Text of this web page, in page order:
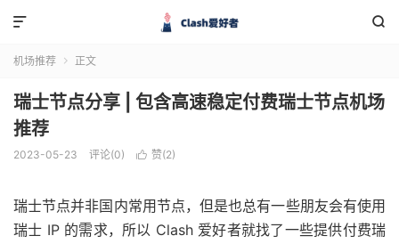


机场推荐  正文
瑞士节点分享 | 包含高速稳定付费瑞士节点机场
推荐
2023-05-23 评论(0)  赞(2)
瑞士节点并非国内常用节点，但是也总有一些朋友会有使用
瑞士 IP 的需求，所以 Clash 爱好者就找了一些提供付费瑞